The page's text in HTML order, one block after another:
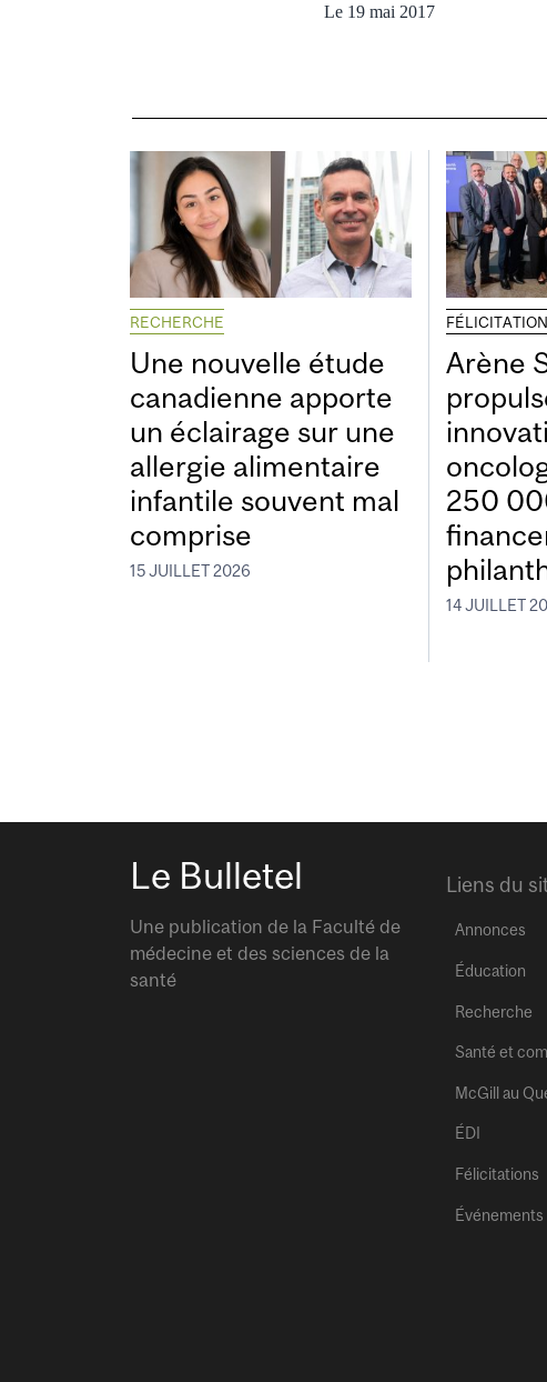
Le 19 mai 2017
RECHERCHE
Une nouvelle étude
canadienne apporte
un éclairage sur une
allergie alimentaire
infantile souvent mal
comprise
15 JUILLET 2026
Arène
250
14 JUILLET
Le Bulletel
Une publication de la Faculté de
médecine et des sciences de la
santé
Liens du
Annonces
Éducation
Recherche
Santé et
McGill au
ÉDI
Félicitations
Événements